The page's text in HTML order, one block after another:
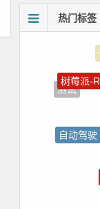
热门标签
测试
树莓派-
自动驾驶